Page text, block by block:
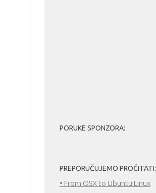
PORUKE SPONZORA:
PREPORUČUJEMO PROČITATI:
• From OSX to Ubuntu Linux